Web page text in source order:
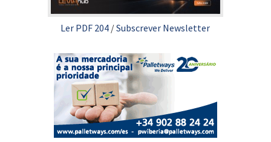
Ler PDF 204 /Subscrever Newsletter